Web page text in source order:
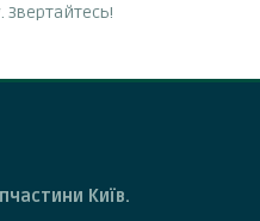
Звертайтесь!
Київ.